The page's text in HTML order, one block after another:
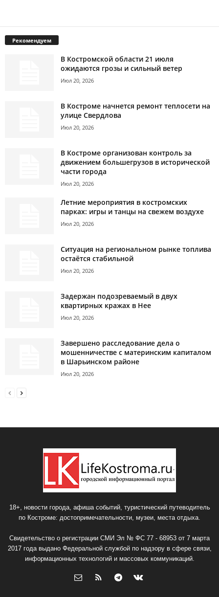
Рекомендуем
В Костромской области 21 июля
ожидаются грозы и сильный ветер
Июл 20, 2026
В Костроме начнется ремонт теплосети на
улице Свердлова
Июл 20, 2026
В Костроме организован контроль за
движением большегрузов в исторической
части города
Июл 20, 2026
Летние мероприятия в костромских
парках: игры и танцы на свежем воздухе
Июл 20, 2026
Ситуация на региональном рынке топлива
остаётся стабильной
Июл 20, 2026
Задержан подозреваемый в двух
квартирных кражах в Нее
Июл 20, 2026
Завершено расследование дела о
мошенничестве с материнским капиталом
в Шарьинском районе
Июл 20, 2026
18+, новости города, афиша событий, туристический путеводитель
по Костроме: достопримечательности, музеи, места отдыха.
Свидетельство о регистрации СМИ Эл № ФС 77 - 68953 от 7 марта
2017 года выдано Федеральной службой по надзору в сфере связи,
информационных технологий и массовых коммуникаций.